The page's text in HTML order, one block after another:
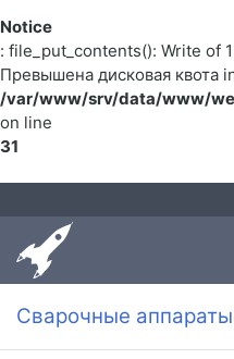
Notice
: file_put_contents(): Write of
Превышена дисковая квота
/var/www/srv/data/www/
on line
31
Сварочные аппараты